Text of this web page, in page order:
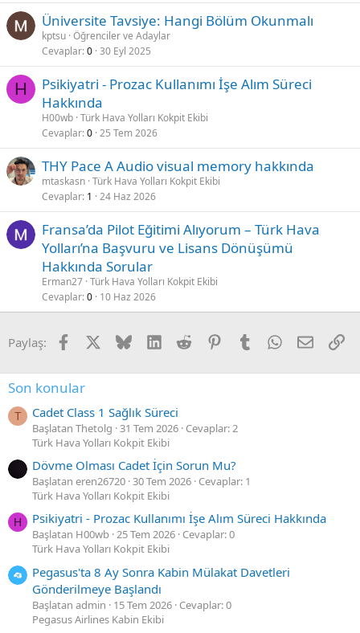
Üniversite Tavsiye: Hangi Bölüm Okunmalı
kptsu Öğrenciler ve Adaylar
Cevaplar 0 30 Eyl 2025
H
Psikiyatri - Prozac Kullanımı İşe Alım Süreci
Hakkında
H00wb Türk Hava Yolları Kokpit Ekibi
Cevaplar 0 25 Tem 2026
ü
THY Pace A Audio visual memory hakkında
mtaskasn Türk Hava Yolları Kokpit Ekibi
Cevaplar 1 24 Haz 2026
Fransa’da Pilot Eğitimi Alıyorum – Türk Hava
Yolları’na Başvuru ve Lisans Dönüşümü
Hakkında Sorular
Erman27 Türk Hava Yolları Kokpit Ekibi
Cevaplar 0 10 Haz 2026
Paylaş: Facebook BlueskyLinkedInReddit PinterestTumblr WhatsApp
E-posta
Son konular
T Cadet Class 1 Sağlık Süreci
Başlatan Thetolg 31 Tem 2026 Cevaplar: 2
Türk Hava Yolları Kokpit Ekibi
Dövme Olması Cadet İçin Sorun Mu?
Başlatan eren26720 30 Tem 2026 Cevaplar: 1
Türk Hava Yolları Kokpit Ekibi
H Psikiyatri - Prozac Kullanımı İşe Alım Süreci Hakkında
Başlatan H00wb 25 Tem 2026 Cevaplar: 0
Türk Hava Yolları Kokpit Ekibi
Pegasus'ta 8 Ay Sonra Kabin Mülakat Davetleri
Gönderilmeye Başlandı
Başlatan admin 15 Tem 2026 Cevaplar: 0
Pegasus Airlines Kabin Ekibi